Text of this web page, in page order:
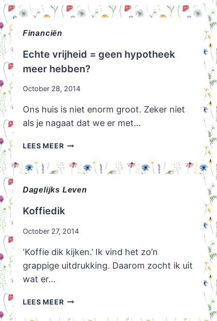
JIJ
Financiën
Echte vrijheid = geen hypotheek
meer hebben?
October 28, 2014
Ons huis is niet enorm groot. Zeker niet
als je nagaat dat we er met…
LEES MEERECHTE
=
HYPOTHEEK
HEBBEN?
Dagelijks Leven
Koffiedik
October 27, 2014
‘Koffie dik kijken.’ Ik vind het zo’n
grappige uitdrukking. Daarom zocht ik uit
wat er…
LEES MEERKOFFIEDIK